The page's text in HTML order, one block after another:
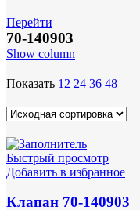
Перейти
70-140903
Show column
Показать 12 24 36 48
Быстрый просмотр
Добавить в избранное
Клапан 70-140903